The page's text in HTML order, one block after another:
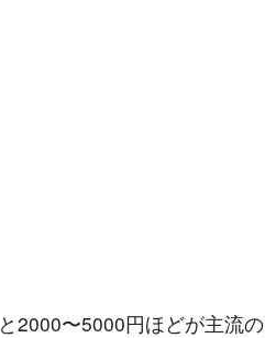
2000〜5000円ほどが主流の